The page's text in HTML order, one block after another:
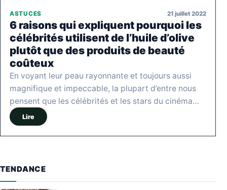
ASTUCES 21 juillet 2022
6 raisons qui expliquent pourquoi les
célébrités utilisent de l’huile d’olive
plutôt que des produits de beauté
coûteux
En voyant leur peau rayonnante et toujours aussi
magnifique et impeccable, la plupart d’entre nous
pensent que les célébrités et les stars du cinéma…
Lire
TENDANCE